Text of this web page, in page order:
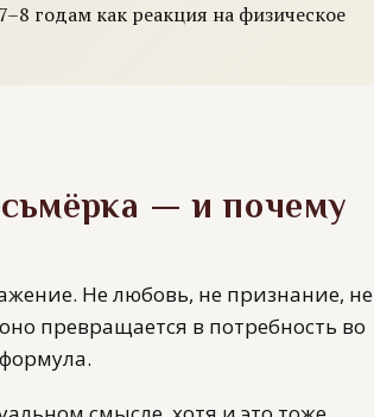
годам как реакция на физическое
— и почему
Не любовь, не признание, не
превращается в потребность во